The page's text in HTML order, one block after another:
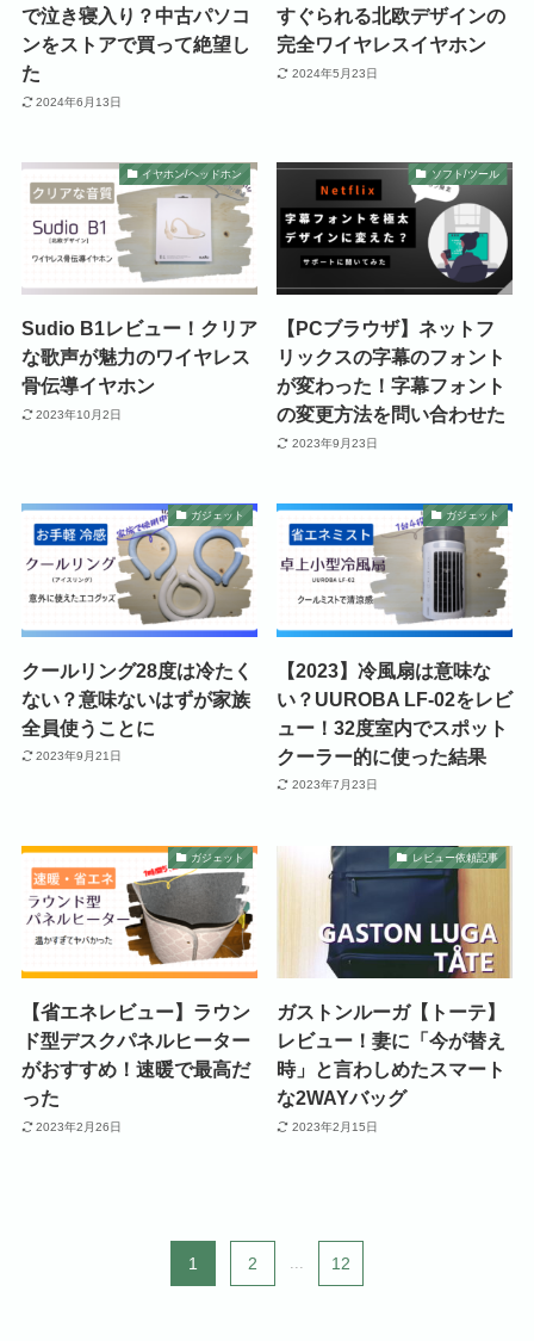
で泣き寝入り？中古パソコ
ンをストアで買って絶望し
た
2024年6月13日
すぐられる北欧デザインの
完全ワイヤレスイヤホン
2024年5月23日
イヤホン/ヘッドホン
Sudio B1レビュー！クリア
な歌声が魅力のワイヤレス
骨伝導イヤホン
2023年10月2日
ソフト/ツール
【PCブラウザ】ネットフ
リックスの字幕のフォント
が変わった！字幕フォント
の変更方法を問い合わせた
2023年9月23日
ガジェット
クールリング28度は冷たく
ない？意味ないはずが家族
全員使うことに
2023年9月21日
ガジェット
【2023】冷風扇は意味な
い？UUROBA LF-02をレビ
ュー！32度室内でスポット
クーラー的に使った結果
2023年7月23日
ガジェット
【省エネレビュー】ラウン
ド型デスクパネルヒーター
がおすすめ！速暖で最高だ
った
2023年2月26日
レビュー依頼記事
ガストンルーガ【トーテ】
レビュー！妻に「今が替え
時」と言わしめたスマート
な2WAYバッグ
2023年2月15日
1 2 12